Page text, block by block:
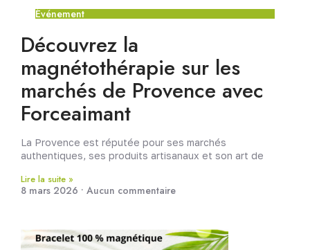
Événement
Découvrez la
magnétothérapie sur les
marchés de Provence avec
Forceaimant
La Provence est réputée pour ses marchés
authentiques, ses produits artisanaux et son art de
Lire la suite »
8 mars 2026 Aucun commentaire